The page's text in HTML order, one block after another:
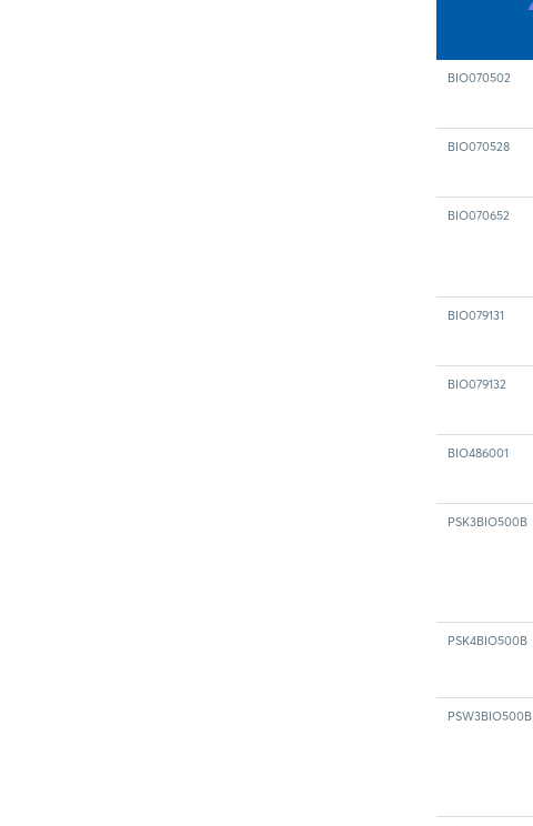
BIO070502
BIO070528
BIO070652
BIO079131
BIO079132
BIO486001
PSK3BIO500B
PSK4BIO500B
PSW3BIO500B